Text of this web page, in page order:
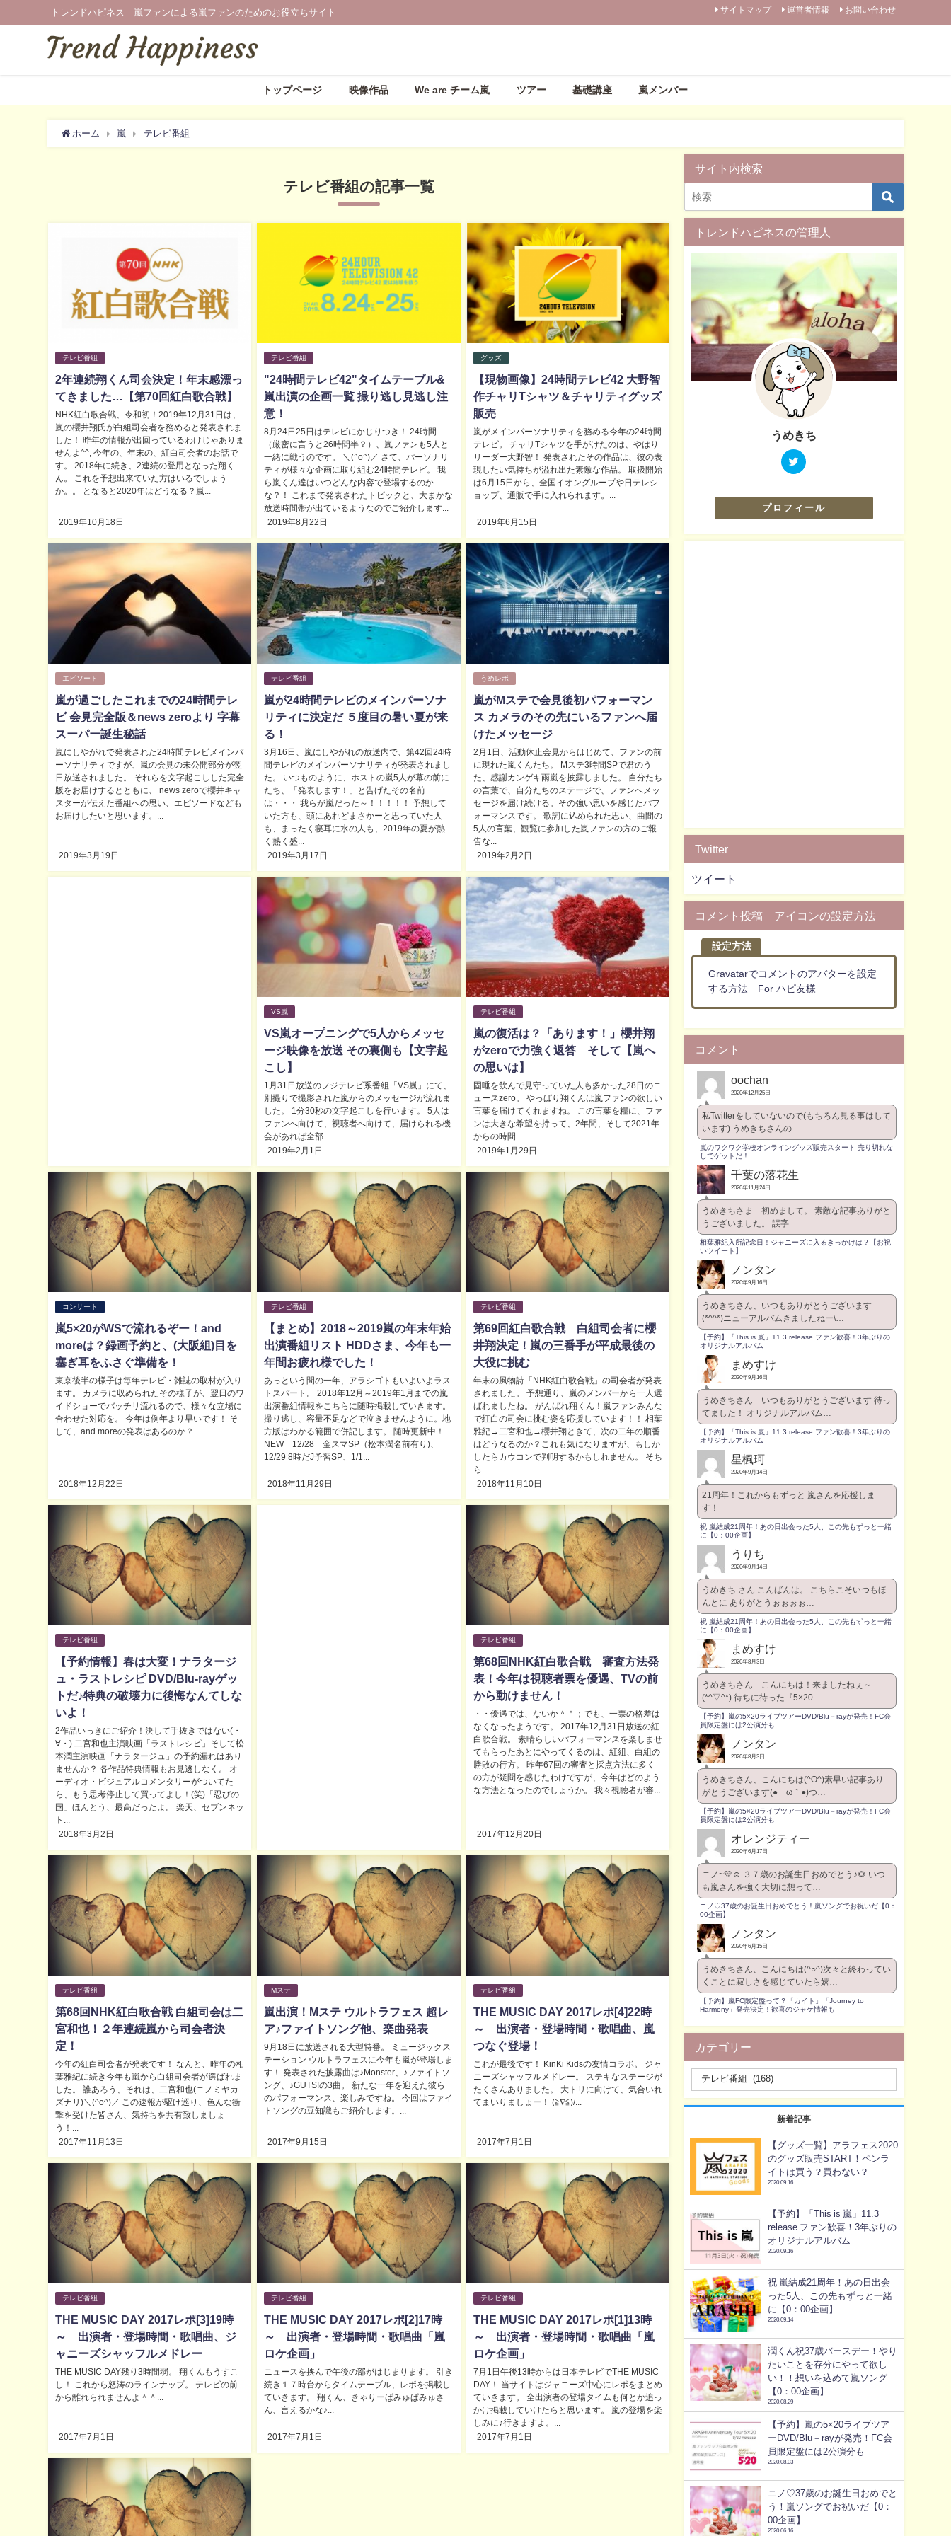
トレンドハピネス 嵐ファンによる嵐ファンのためのお役立ちサイト サイトマップ 運営者情報 お問い合わせ
トップページ 映像作品 We are チーム嵐 ツアー 基礎講座 嵐メンバー
ホーム 嵐 テレビ番組
テレビ番組の記事一覧
テレビ番組
2年連続翔くん司会決定！年末感漂っ
てきました…【第70回紅白歌合戦】
NHK紅白歌合戦、令和初！2019年12月31日は、
嵐の櫻井翔氏が白組司会者を務めると発表されま
した！ 昨年の情報が出回っているわけじゃありま
せんよ^^; 今年の、年末の、紅白司会者のお話で
す。 2018年に続き、2連続の登用となった翔く
ん。 これを予想出来ていた方はいるでしょう
か。。 となると2020年はどうなる？嵐...
2019年10月18日
テレビ番組
"24時間テレビ42"タイムテーブル&
嵐出演の企画一覧 撮り逃し見逃し注
意！
8月24日25日はテレビにかじりつき！ 24時間
（厳密に言うと26時間半？）、嵐ファンも5人と
一緒に戦うのです。 ＼(^o^)／ さて、パーソナリ
ティが様々な企画に取り組む24時間テレビ。 我
ら嵐くん達はいつどんな内容で登場するのか
な？！ これまで発表されたトピックと、大まかな
放送時間帯が出ているようなのでご紹介します...
2019年8月22日
グッズ
【現物画像】24時間テレビ42 大野智
作チャリTシャツ＆チャリティグッズ
販売
嵐がメインパーソナリティを務める今年の24時間
テレビ。 チャリTシャツを手がけたのは、やはり
リーダー大野智！ 発表されたその作品は、彼の表
現したい気持ちが溢れ出た素敵な作品。 取扱開始
は6月15日から、全国イオングループや日テレシ
ョップ、通販で手に入れられます。...
2019年6月15日
エピソード
嵐が過ごしたこれまでの24時間テレ
ビ 会見完全版＆news zeroより 字幕
スーパー誕生秘話
嵐にしやがれで発表された24時間テレビメインパ
ーソナリティですが、嵐の会見の未公開部分が翌
日放送されました。 それらを文字起こしした完全
版をお届けするとともに、 news zeroで櫻井キャ
スターが伝えた番組への思い、エピソードなども
お届けしたいと思います。...
2019年3月19日
テレビ番組
嵐が24時間テレビのメインパーソナ
リティに決定だ ５度目の暑い夏が来
る！
3月16日、嵐にしやがれの放送内で、第42回24時
間テレビのメインパーソナリティが発表されまし
た。 いつものように、ホストの嵐5人が幕の前に
たち、「発表します！」と告げたその名前
は・・・ 我らが嵐だった～！！！！！ 予想して
いた方も、頭にあれどまさかーと思っていた人
も、まったく寝耳に水の人も、2019年の夏が熱
く熱く盛...
2019年3月17日
うめレポ
嵐がMステで会見後初パフォーマン
ス カメラのその先にいるファンへ届
けたメッセージ
2月1日、活動休止会見からはじめて、ファンの前
に現れた嵐くんたち。 Mステ3時間SPで君のう
た、感謝カンゲキ雨嵐を披露しました。 自分たち
の言葉で、自分たちのステージで、ファンへメッ
セージを届け続ける。その強い思いを感じたパフ
ォーマンスです。 歌詞に込められた思い、曲間の
5人の言葉、観覧に参加した嵐ファンの方のご報
告な...
2019年2月2日
VS嵐
VS嵐オープニングで5人からメッセ
ージ映像を放送 その裏側も【文字起
こし】
1月31日放送のフジテレビ系番組「VS嵐」にて、
別撮りで撮影された嵐からのメッセージが流れま
した。 1分30秒の文字起こしを行います。 5人は
ファンへ向けて、視聴者へ向けて、届けられる機
会があれば全部...
2019年2月1日
テレビ番組
嵐の復活は？「あります！」櫻井翔
がzeroで力強く返答 そして【嵐へ
の思いは】
固唾を飲んで見守っていた人も多かった28日のニ
ュースzero。 やっぱり翔くんは嵐ファンの欲しい
言葉を届けてくれますね。 この言葉を糧に、ファ
ンは大きな希望を持って、2年間、そして2021年
からの時間...
2019年1月29日
コンサート
嵐5×20がWSで流れるぞー！and
moreは？録画予約と、(大阪組)目を
塞ぎ耳をふさぐ準備を！
東京後半の様子は毎年テレビ・雑誌の取材が入り
ます。 カメラに収められたその様子が、翌日のワ
イドショーでバッチリ流れるので、様々な立場に
合わせた対応を。 今年は例年より早いです！ そ
して、and moreの発表はあるのか？...
2018年12月22日
テレビ番組
【まとめ】2018～2019嵐の年末年始
出演番組リスト HDDさま、今年も一
年間お疲れ様でした！
あっという間の一年、アラシゴトもいよいよラス
トスパート。 2018年12月～2019年1月までの嵐
出演番組情報をこちらに随時掲載していきます。
撮り逃し、容量不足などで泣きませんように。地
方版はわかる範囲で併記します。 随時更新中！
NEW 12/28 金スマSP（松本潤名前有り)、
12/29 8時だJ予習SP、1/1...
2018年11月29日
テレビ番組
第69回紅白歌合戦 白組司会者に櫻
井翔決定！嵐の三番手が平成最後の
大役に挑む
年末の風物詩「NHK紅白歌合戦」の司会者が発表
されました。 予想通り、嵐のメンバーから一人選
ばれましたね。 がんばれ翔くん！嵐ファンみんな
で紅白の司会に挑む姿を応援しています！！ 相葉
雅紀→二宮和也→櫻井翔ときて、次の二年の順番
はどうなるのか？これも気になりますが、もしか
したらカウコンで判明するかもしれません。 そち
ら...
2018年11月10日
テレビ番組
【予約情報】春は大変！ナラタージ
ュ・ラストレシピ DVD/Blu-rayゲッ
トだ♪特典の破壊力に後悔なんてしな
いよ！
2作品いっきにご紹介！決して手抜きではない(・
∀・) 二宮和也主演映画「ラストレシピ」そして松
本潤主演映画「ナラタージュ」の予約漏れはあり
ませんか？ 各作品特典情報もお見逃しなく。 オ
ーディオ・ビジュアルコメンタリーがついてた
ら、もう思考停止して買ってよし！(笑)「忍びの
国」ほんとう、最高だったよ。 楽天、セブンネッ
ト...
2018年3月2日
テレビ番組
第68回NHK紅白歌合戦 審査方法発
表！今年は視聴者票を優遇、TVの前
から動けません！
・・優遇では、ないか＾＾；でも、一票の格差は
なくなったようです。 2017年12月31日放送の紅
白歌合戦。 素晴らしいパフォーマンスを楽しませ
てもらったあとにやってくるのは、紅組、白組の
勝敗の行方。 昨年67回の審査と採点方法に多く
の方が疑問を感じたわけですが、今年はどのよう
な方法となったのでしょうか。 我々視聴者が審...
2017年12月20日
テレビ番組
第68回NHK紅白歌合戦 白組司会は二
宮和也！２年連続嵐から司会者決
定！
今年の紅白司会者が発表です！ なんと、昨年の相
葉雅紀に続き今年も嵐から白組司会者が選ばれま
した。 誰あろう、それは、二宮和也(ニノミヤカ
ズナリ)＼(^o^)／ この速報が駆け巡り、色んな衝
撃を受けた皆さん、気持ちを共有致しましょ
う！...
2017年11月13日
Mステ
嵐出演！Mステ ウルトラフェス 超レ
ア♪ファイトソング他、楽曲発表
9月18日に放送される大型特番。 ミュージックス
テーション ウルトラフェスに今年も嵐が登場しま
す！ 発表された披露曲は♪Monster、♪ファイトソ
ング、♪GUTS!の3曲。 新たな一年を迎えた彼ら
のパフォーマンス、楽しみですね。 今回はファイ
トソングの豆知識もご紹介します。...
2017年9月15日
テレビ番組
THE MUSIC DAY 2017レポ[4]22時
～ 出演者・登場時間・歌唱曲、嵐
つなぐ登場！
これが最後です！ KinKi Kidsの友情コラボ。 ジャ
ニーズシャッフルメドレー。 ステキなステージが
たくさんありました。 大トリに向けて、気合いれ
てまいりましょー！ (≧∇≦)/...
2017年7月1日
テレビ番組
THE MUSIC DAY 2017レポ[3]19時
～ 出演者・登場時間・歌唱曲、ジ
ャニーズシャッフルメドレー
THE MUSIC DAY残り3時間弱。 翔くんもうすこ
し！ これから怒涛のラインナップ。 テレビの前
から離れられませんよ＾＾...
2017年7月1日
テレビ番組
THE MUSIC DAY 2017レポ[2]17時
～ 出演者・登場時間・歌唱曲「嵐
ロケ企画」
ニュースを挟んで午後の部がはじまります。 引き
続き１７時台からタイムテーブル、レポを掲載し
ていきます。 翔くん、きゃりーぱみゅぱみゅさ
ん、言えるかな♪...
2017年7月1日
テレビ番組
THE MUSIC DAY 2017レポ[1]13時
～ 出演者・登場時間・歌唱曲「嵐
ロケ企画」
7月1日午後13時からは日本テレビでTHE MUSIC
DAY！ 当サイトはジャニーズ中心にレポをまとめ
ていきます。 全出演者の登場タイムも何とか追っ
かけ掲載していけたらと思います。 嵐の登場を楽
しみに♪行きますよ。...
2017年7月1日
サイト内検索
トレンドハピネスの管理人
うめきち
プロフィール
Twitter
ツイート
コメント投稿 アイコンの設定方法
設定方法
Gravatarでコメントのアバターを設定
する方法 For ハピ友様
コメント
oochan
2020年12月25日
私Twitterをしていないので(もちろん見る事はして
います) うめきちさんの…
嵐のワクワク学校オンライングッズ販売スタート 売り切れな
しでゲットだ！
千葉の落花生
2020年11月24日
うめきちさま 初めまして。 素敵な記事ありがと
うございました。 誤字…
相葉雅紀入所記念日！ジャニーズに入るきっかけは？【お祝
いツイート】
ノンタン
2020年9月16日
うめきちさん、いつもありがとうございます
(*^^*)ニューアルバムきましたねー\…
【予約】「This is 嵐」11.3 release ファン歓喜！3年ぶりの
オリジナルアルバム
まめすけ
2020年9月16日
うめきちさん いつもありがとうございます 待っ
てました！ オリジナルアルバム…
【予約】「This is 嵐」11.3 release ファン歓喜！3年ぶりの
オリジナルアルバム
星楓珂
2020年9月14日
21周年！これからもずっと 嵐さんを応援しま
す！
祝 嵐結成21周年！あの日出会った5人、この先もずっと一緒
に【0：00企画】
うりち
2020年9月14日
うめきち さん こんばんは。 こちらこそいつもほ
んとに ありがとうぉぉぉぉ…
祝 嵐結成21周年！あの日出会った5人、この先もずっと一緒
に【0：00企画】
まめすけ
2020年8月3日
うめきちさん こんにちは！来ましたねぇ～
(*^▽^*) 待ちに待った『5×20…
【予約】嵐の5×20ライブツアーDVD/Blu－rayが発売！FC会
員限定盤には2公演分も
ノンタン
2020年8月3日
うめきちさん、こんにちは(^O^)素早い記事あり
がとうございます(●´ω｀●)つ…
【予約】嵐の5×20ライブツアーDVD/Blu－rayが発売！FC会
員限定盤には2公演分も
オレンジティー
2020年6月17日
ニノ~💛☺️ ３７歳のお誕生日おめでとう♪🌻 いつ
も嵐さんを強く大切に想って…
ニノ♡37歳のお誕生日おめでとう！嵐ソングでお祝いだ【0：
00企画】
ノンタン
2020年6月15日
うめきちさん、こんにちは(^○^)次々と終わってい
くことに寂しさを感じていたら嬉…
【予約】嵐FC限定盤って？「カイト」「Journey to
Harmony」発売決定！歓喜のジャケ情報も
カテゴリー
新着記事
【グッズ一覧】アラフェス2020
のグッズ販売START！ペンラ
イトは買う？買わない？
2020.09.16
【予約】「This is 嵐」11.3
release ファン歓喜！3年ぶりの
オリジナルアルバム
2020.09.16
祝 嵐結成21周年！あの日出会
った5人、この先もずっと一緒
に【0：00企画】
2020.09.14
潤くん祝37歳バースデー！やり
たいことを存分にやって欲し
い！！想いを込めて嵐ソング
【0：00企画】
2020.08.29
【予約】嵐の5×20ライブツア
ーDVD/Blu－rayが発売！FC会
員限定盤には2公演分も
2020.08.03
ニノ♡37歳のお誕生日おめでと
う！嵐ソングでお祝いだ【0：
00企画】
2020.06.16